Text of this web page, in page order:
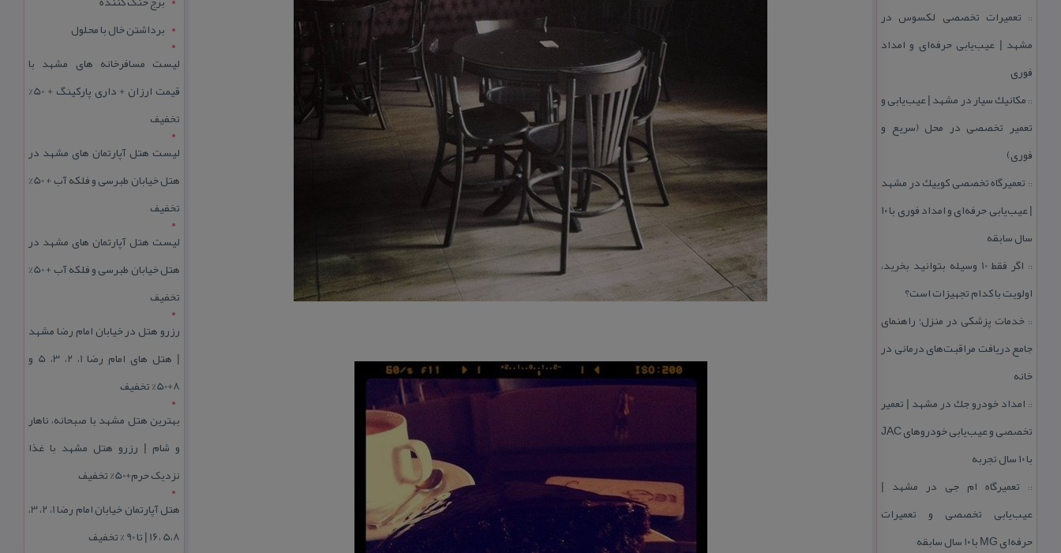
:: تعمیرات تخصصی لكسوس در
مشهد | عیب‌یابی حرفه‌ای و امداد
فوری
:: مكانیك سیار در مشهد | عیب‌یابی و
تعمیر تخصصی در محل (سریع و
فوری)
:: تعمیرگاه تخصصی كوییك در مشهد
| عیب‌یابی حرفه‌ای و امداد فوری با ۱۰
سال سابقه
::
اگر فقط 10 وسیله بتوانید بخرید،
اولویت با كدام تجهیزات است؟
:: خدمات پزشكی در منزل؛ راهنمای
جامع دریافت مراقبت‌های درمانی در
خانه
:: امداد خودرو جك در مشهد | تعمیر
تخصصی و عیب‌یابی خودروهای JAC
با ۱۰ سال تجربه
:: تعمیرگاه ام جی در مشهد |
عیب‌یابی تخصصی و تعمیرات
حرفه‌ای MG با ۱۰ سال سابقه
برداشتن خال با محلول
لیست مسافرخانه های مشهد با
قیمت ارزان + داری پارکینگ + 50%
تخفیف
لیست هتل آپارتمان های مشهد در
هتل خیابان طبرسی و فلکه آب + 50%
تخفیف
لیست هتل آپارتمان های مشهد در
هتل خیابان طبرسی و فلکه آب + 50%
تخفیف
رزرو هتل در خیابان امام رضا مشهد
| هتل‌ های امام رضا 1، 2، 3، 5 و
8+50% تخفیف
بهترین هتل مشهد با صبحانه، ناهار
و شام | رزرو هتل مشهد با غذا
نزدیک حرم+50% تخفیف
هتل آپارتمان خیابان امام رضا 1، 2، 3،
5،8 ،16 | تا 90 % تخفیف